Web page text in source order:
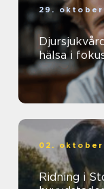
29. oktober
hälsa i
02. oktober
Ridning i